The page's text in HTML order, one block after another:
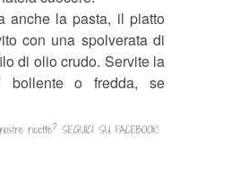
anche la pasta, il piatto
con una spolverata di
di olio crudo. Servite la
bollente o fredda, se